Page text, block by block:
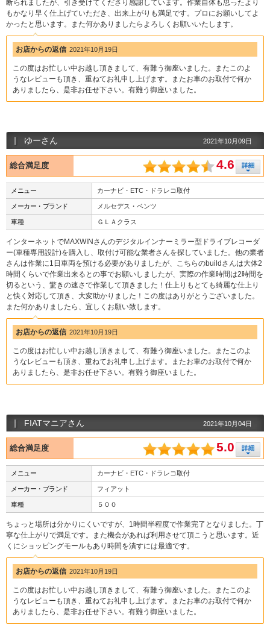
断られましたが、引き受けてくださり感謝しています。作業自体も思ったより
もかなり早く仕上げていただき、出来上がりも満足です。プロにお願いしてよ
かったと思います。また何かありましたらよろしくお願いいたします。
お店からの返信 2021年10月19日
この度はお忙しい中お越し頂きまして、有難う御座いました。またこのよ
うなレビューも頂き、重ねてお礼申し上げます。またお車のお取付で何か
ありましたら、是非お任せ下さい。有難う御座いました。
ゆーさん 2021年10月09日
総合満足度 4.6
メニュー カーナビ・ETC・ドラレコ取付
メーカー・ブランド メルセデス・ベンツ
車種 ＧＬＡクラス
インターネットでMAXWINさんのデジタルインナーミラー型ドライブレコーダ
ー(車種専用設計)を購入し、取付け可能な業者さんを探していました。他の業者
さんは作業に1日車両を預ける必要がありましたが、こちらのbuildさんは大体2
時間くらいで作業出来るとの事でお願いしましたが、実際の作業時間は2時間を
切るという、驚きの速さで作業して頂きました！仕上りもとても綺麗な仕上り
と快く対応して頂き、大変助かりました！この度はありがとうございました。
また何かありましたら、宜しくお願い致します。
お店からの返信 2021年10月19日
この度はお忙しい中お越し頂きまして、有難う御座いました。またこのよ
うなレビューも頂き、重ねてお礼申し上げます。またお車のお取付で何か
ありましたら、是非お任せ下さい。有難う御座いました。
FIATマニアさん 2021年10月04日
総合満足度 5.0
メニュー カーナビ・ETC・ドラレコ取付
メーカー・ブランド フィアット
車種 ５００
ちょっと場所は分かりにくいですが、1時間半程度で作業完了となりました。丁
寧な仕上がりで満足です。また機会があれば利用させて頂こうと思います。近
くにショッピングモールもあり時間を潰すには最適です。
お店からの返信 2021年10月19日
この度はお忙しい中お越し頂きまして、有難う御座いました。またこのよ
うなレビューも頂き、重ねてお礼申し上げます。またお車のお取付で何か
ありましたら、是非お任せ下さい。有難う御座いました。